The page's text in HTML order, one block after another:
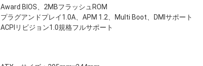
Award BIOS、2MBフラッシュROM
プラグアンドプレイ1.0A、APM 1.2、Multi Boot、DMIサポート
ACPIリビジョン1.0規格フルサポート